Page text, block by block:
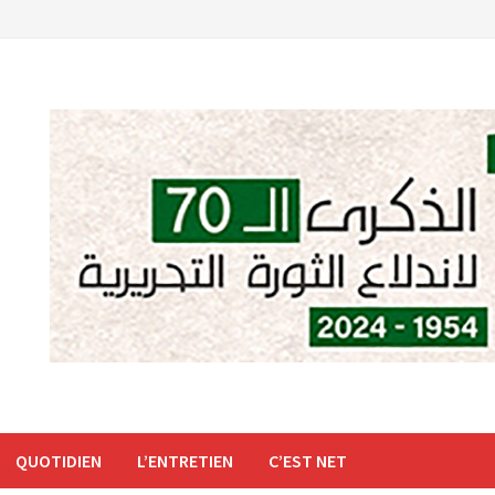
QUOTIDIEN L’ENTRETIEN C’EST NET